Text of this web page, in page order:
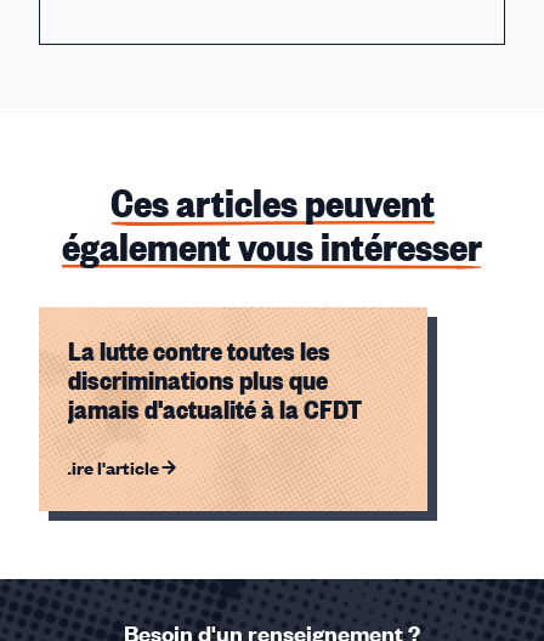
Ces articles peuvent
également vous intéresser
La lutte contre toutes les
discriminations plus que
jamais d'actualité à la CFDT
Lire l'article
Élément
sur
1
Besoin d'un renseignement ?